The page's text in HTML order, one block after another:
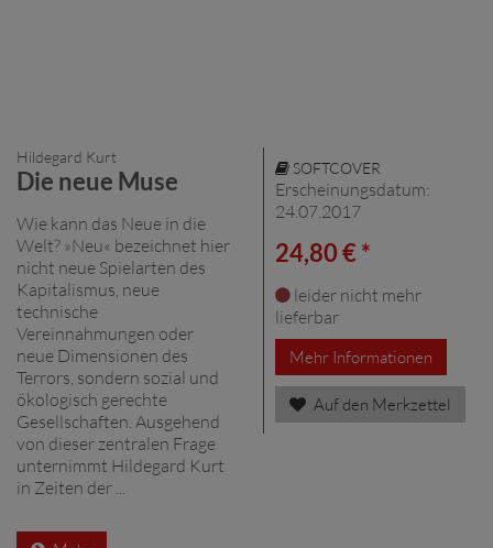
Hildegard Kurt
Die neue Muse
Wie kann das Neue in die
Welt? »Neu« bezeichnet hier
nicht neue Spielarten des
Kapitalismus, neue
technische
Vereinnahmungen oder
neue Dimensionen des
Terrors, sondern sozial und
ökologisch gerechte
Gesellschaften. Ausgehend
von dieser zentralen Frage
unternimmt Hildegard Kurt
in Zeiten der ...
SOFTCOVER
Erscheinungsdatum:
24.07.2017
24,80 € *
leider nicht mehr
lieferbar
Mehr Informationen
Auf den Merkzettel